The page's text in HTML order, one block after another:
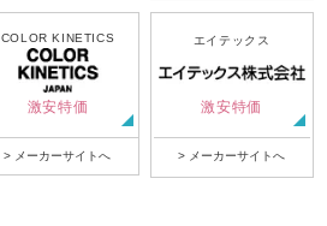
COLOR KINETICS
激安特価
> メーカーサイトへ
エイテックス
激安特価
> メーカーサイトへ